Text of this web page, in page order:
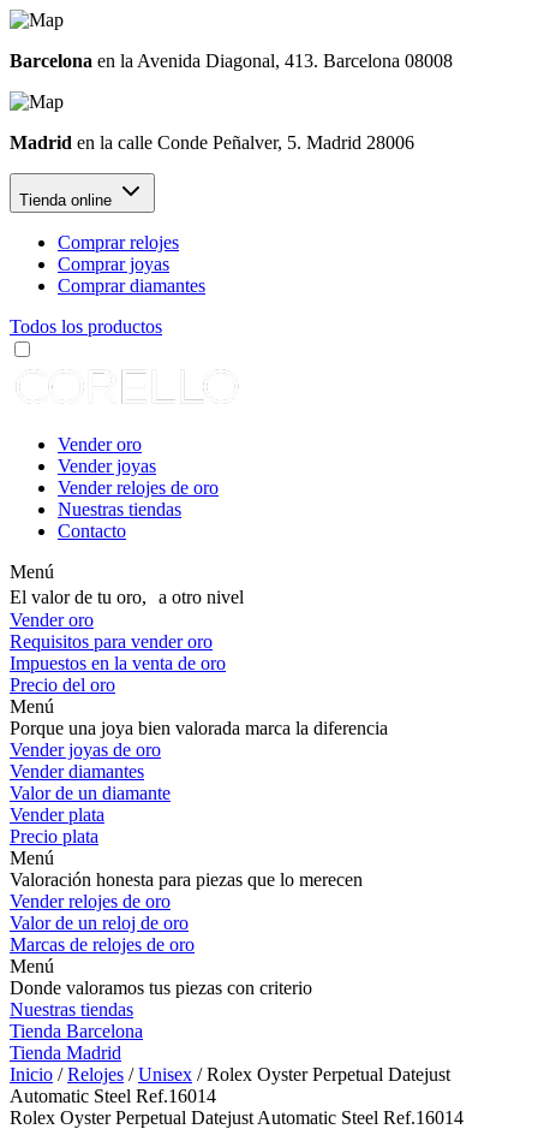
Barcelona en la Avenida Diagonal, 413. Barcelona 08008
Madrid en la calle Conde Peñalver, 5. Madrid 28006
Tienda online
Comprar relojes
Comprar joyas
Comprar diamantes
Todos los productos
Vender oro
Vender joyas
Vender relojes de oro
Nuestras tiendas
Contacto
Menú
El valor de tu oro, a otro nivel
Vender oro
Requisitos para vender oro
Impuestos en la venta de oro
Precio del oro
Menú
Porque una joya bien valorada marca la diferencia
Vender joyas de oro
Vender diamantes
Valor de un diamante
Vender plata
Precio plata
Menú
Valoración honesta para piezas que lo merecen
Vender relojes de oro
Valor de un reloj de oro
Marcas de relojes de oro
Menú
Donde valoramos tus piezas con criterio
Nuestras tiendas
Tienda Barcelona
Tienda Madrid
Inicio /Relojes /Unisex / Rolex Oyster Perpetual Datejust
Automatic Steel Ref.16014
Rolex Oyster Perpetual Datejust Automatic Steel Ref.16014